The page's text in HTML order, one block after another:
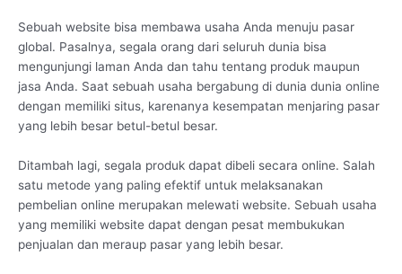
Sebuah website bisa membawa usaha Anda menuju pasar
global. Pasalnya, segala orang dari seluruh dunia bisa
mengunjungi laman Anda dan tahu tentang produk maupun
jasa Anda. Saat sebuah usaha bergabung di dunia dunia online
dengan memiliki situs, karenanya kesempatan menjaring pasar
yang lebih besar betul-betul besar.
Ditambah lagi, segala produk dapat dibeli secara online. Salah
satu metode yang paling efektif untuk melaksanakan
pembelian online merupakan melewati website. Sebuah usaha
yang memiliki website dapat dengan pesat membukukan
penjualan dan meraup pasar yang lebih besar.